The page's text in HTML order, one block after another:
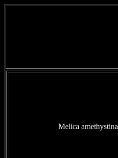
Melica amethystina